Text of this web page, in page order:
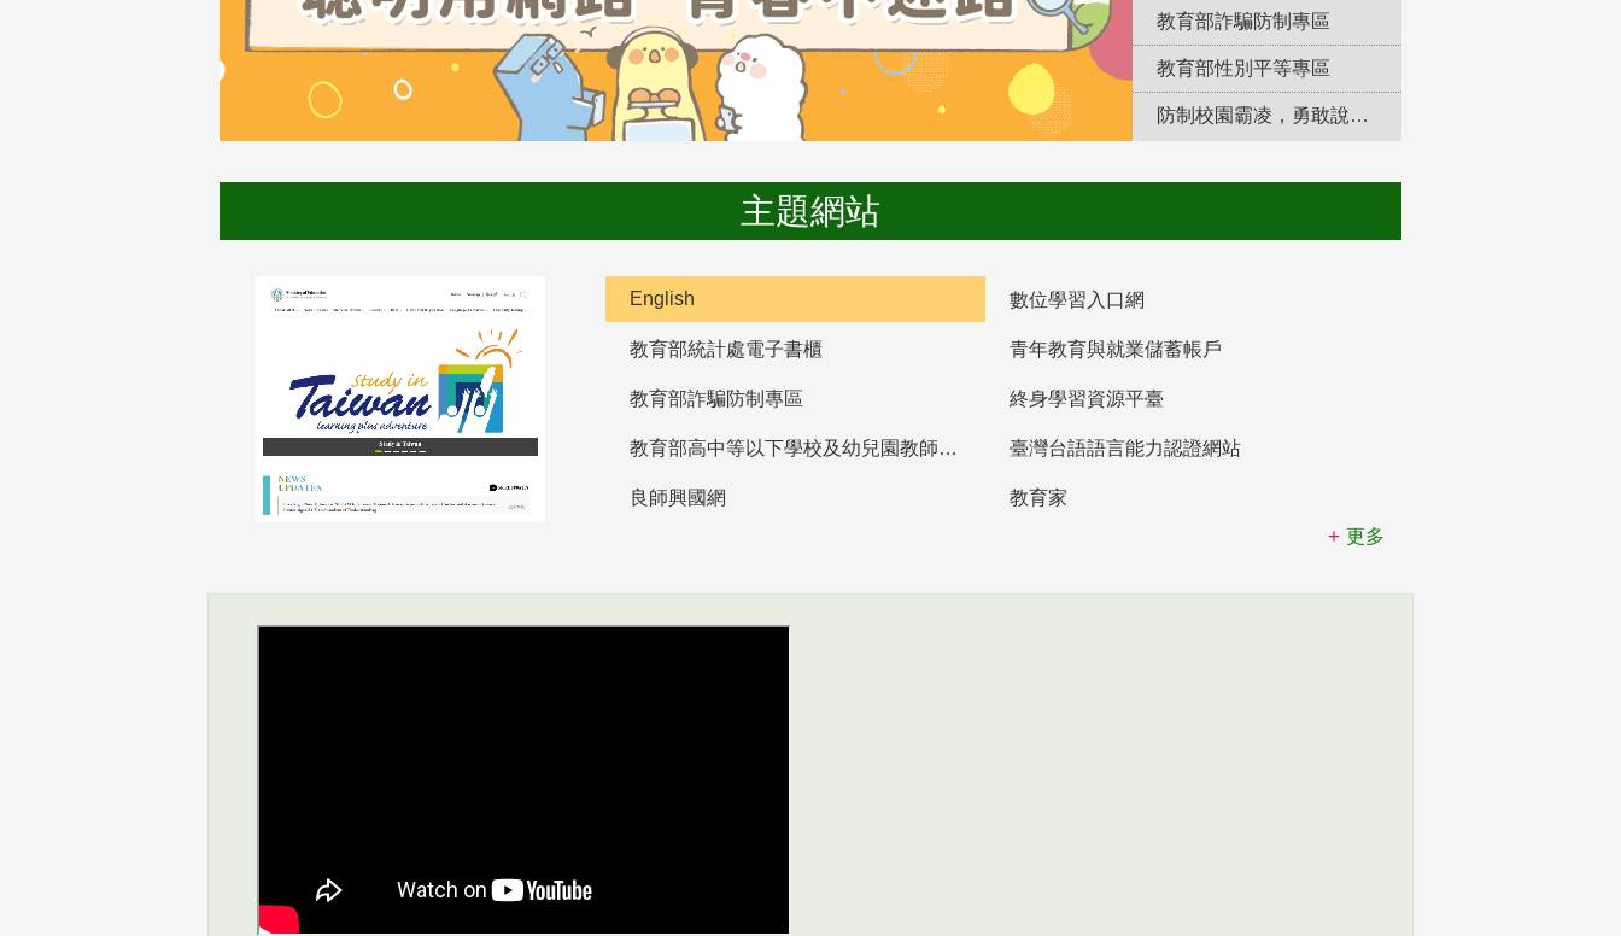
教育部詐騙防制專區
教育部性別平等專區
防制校園霸凌，勇敢說出來！
主題網站
English 數位學習入口網
教育部統計處電子書櫃 青年教育與就業儲蓄帳戶
教育部詐騙防制專區 終身學習資源平臺
教育部高中等以下學校及幼兒園教師資格檢定考試 臺灣台語語言能力認證網站
良師興國網
教育家
更多